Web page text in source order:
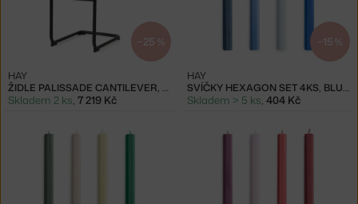
−25 %
ŽIDLE PALISSADE CANTILEVER, ANTHRACITE
HAY
Skladem 2 ks 7 219 Kč
−15 %
SVÍČKY HEXAGON SET 4KS, BLUES
HAY
Skladem > 5 ks 404 Kč